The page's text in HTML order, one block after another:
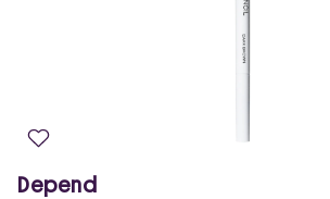
Depend